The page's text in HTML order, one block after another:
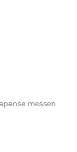
messen